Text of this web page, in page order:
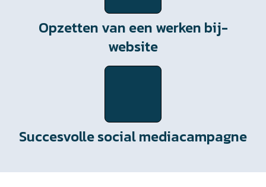
Opzetten van een werken bij-
website
Succesvolle social mediacampagne